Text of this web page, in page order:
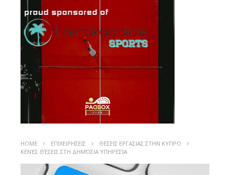
HOME ΕΠΙΧΕΙΡΗΣΕΙΣ
ΘΕΣΕΙΣ ΕΡΓΑΣΙΑΣ ΣΤΗΝ ΚΥΠΡΟ
ΚΕΝΈΣ ΘΈΣΕΙΣ ΣΤΗ ΔΗΜΌΣΙΑ ΥΠΗΡΕΣΊΑ